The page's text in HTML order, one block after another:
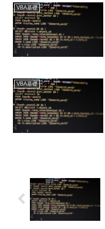
VBA基礎
VBA基礎